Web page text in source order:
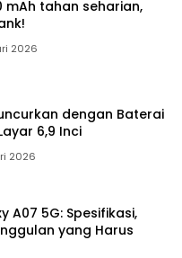
mAh tahan seharian,
2026
dengan Baterai
6,9 Inci
2026
A07 5G: Spesifikasi,
yang Harus